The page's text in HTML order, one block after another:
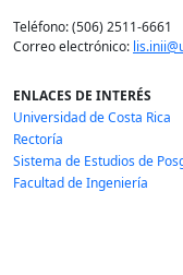
Teléfono: (506) 2511-6661
Correo electrónico:
ENLACES DE INTERÉS
Universidad de Costa Rica
Rectoría
Sistema de Estudios de
Facultad de Ingeniería